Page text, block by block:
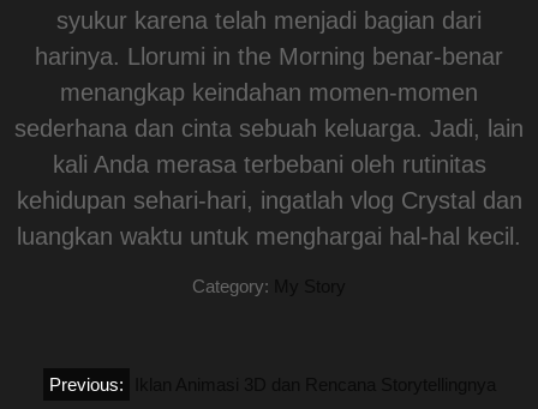
syukur karena telah menjadi bagian dari
harinya. Llorumi in the Morning benar-benar
menangkap keindahan momen-momen
sederhana dan cinta sebuah keluarga. Jadi, lain
kali Anda merasa terbebani oleh rutinitas
kehidupan sehari-hari, ingatlah vlog Crystal dan
luangkan waktu untuk menghargai hal-hal kecil.
Category:
Navigasi
Previous: